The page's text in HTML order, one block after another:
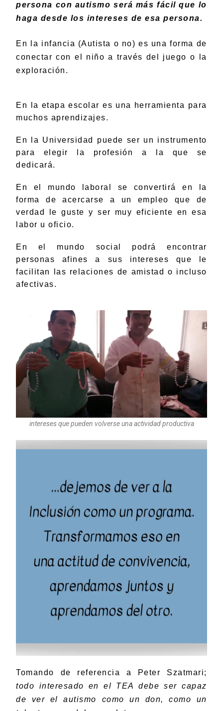
persona con autismo será más fácil que lo
haga desde los intereses de esa persona.
En la infancia (Autista o no) es una forma de
conectar con el niño a través del juego o la
exploración.
En la etapa escolar es una herramienta para
muchos aprendizajes.
En la Universidad puede ser un instrumento
para elegir la profesión a la que se
dedicará.
En el mundo laboral se convertirá en la
forma de acercarse a un empleo que de
verdad le guste y ser muy eficiente en esa
labor u oficio.
En el mundo social podrá encontrar
personas afines a sus intereses que le
facilitan las relaciones de amistad o incluso
afectivas.
intereses que pueden volverse una actividad productiva
Tomando de referencia a Peter Szatmari;
todo interesado en el TEA debe ser capaz
de ver el autismo como un don, como un